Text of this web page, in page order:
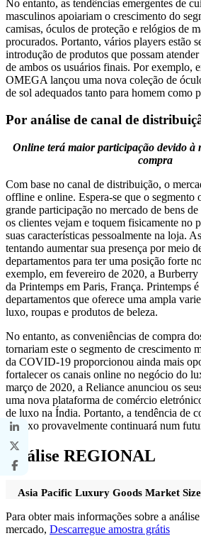
No entanto, as tendências emergentes de
masculinos apoiariam o crescimento do
camisas, óculos de proteção e relógios de
procurados. Portanto, vários players estão
introdução de produtos que possam
de ambos os usuários finais. Por exemplo,
OMEGA lançou uma nova coleção de
de sol adequados tanto para homem como
Por análise de canal de
Online terá maior participação devido à
compra
Com base no canal de distribuição, o
offline e online. Espera-se que o segmento
grande participação no mercado de bens
os clientes vejam e toquem fisicamente no
suas características pessoalmente na loja.
tentando aumentar sua presença por meio
departamentos para ter uma posição forte
exemplo, em fevereiro de 2020, a
da Printemps em Paris, França. Printemps
departamentos que oferece uma ampla
luxo, roupas e produtos de beleza.
No entanto, as conveniências de compra
tornariam este o segmento de crescimento
da COVID-19 proporcionou ainda mais
fortalecer os canais online no negócio do
março de 2020, a Reliance anunciou os
uma nova plataforma de comércio
de luxo na Índia. Portanto, a tendência de
de luxo provavelmente continuará num
Análise REGIONAL
Asia Pacific Luxury Goods Market
Para obter mais informações sobre a
mercado, Descarregue amostra grátis